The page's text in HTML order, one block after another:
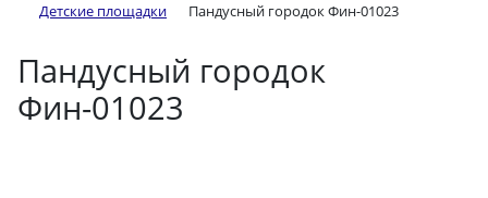
Детские площадки
Пандусный городок Фин-01023
Пандусный городок
Фин-01023